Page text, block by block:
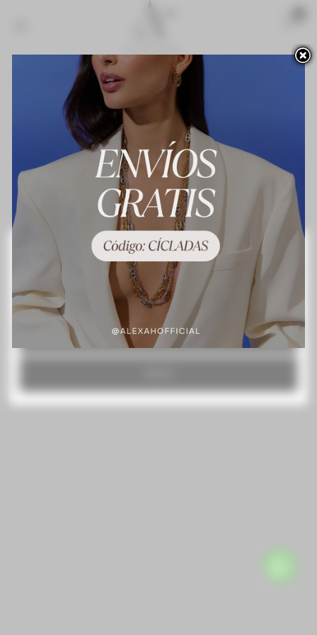
Acceso para profesionales
¡Lo más vendido! Contacte con nosotros
Terminos y condiciones de uso
Preguntas frecuentes Política de privacidad
Política de cookies Mapa del sitio
Este sitio web utiliza cookies propias y de terceros para mejorar nuestros servicios y
mostrarle publicidad relacionada con sus preferencias mediante el análisis de sus
hábitos de navegación. Para dar su consentimiento sobre su uso pulse el botón
Más información Personalizar las cookies
RECHAZAR TODO